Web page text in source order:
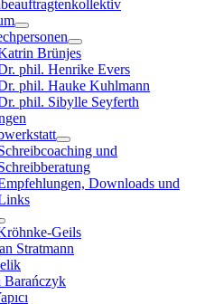
Brünjes
phil. Henrike Evers
phil. Hauke Kuhlmann
phil. Sibylle Seyferth
und
Downloads und
Geils
Stratmann
Barańczyk